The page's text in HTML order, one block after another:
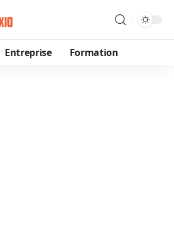
Entreprise Formation